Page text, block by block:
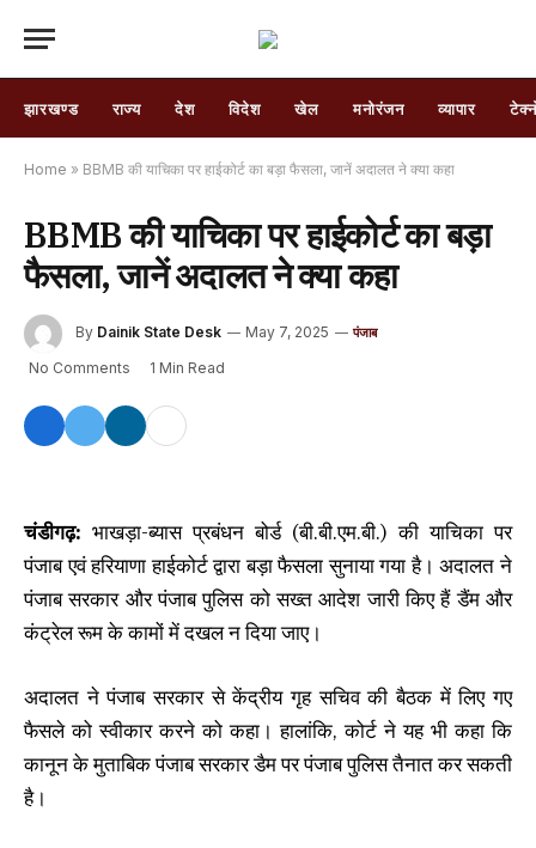
झारखण्ड राज्य देश विदेश खेल मनोरंजन व्यापार
Home » BBMB की याचिका पर हाईकोर्ट का बड़ा फैसला, जानें अदालत ने क्या कहा
BBMB की याचिका पर हाईकोर्ट का बड़ा
फैसला, जानें अदालत ने क्या कहा
By Dainik State Desk May 7, 2025 पंजाब
No Comments 1 Min Read
चंडीगढ़: भाखड़ा-ब्यास प्रबंधन बोर्ड (बी.बी.एम.बी.) की याचिका पर
पंजाब एवं हरियाणा हाईकोर्ट द्वारा बड़ा फैसला सुनाया गया है। अदालत ने
पंजाब सरकार और पंजाब पुलिस को सख्त आदेश जारी किए हैं डैंम और
कंट्रेल रूम के कामों में दखल न दिया जाए।
अदालत ने पंजाब सरकार से केंद्रीय गृह सचिव की बैठक में लिए गए
फैसले को स्वीकार करने को कहा। हालांकि, कोर्ट ने यह भी कहा कि
कानून के मुताबिक पंजाब सरकार डैम पर पंजाब पुलिस तैनात कर सकती
है।